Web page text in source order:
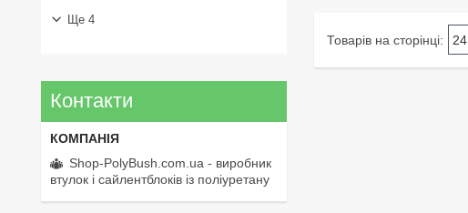
Ще 4
Контакти
Shop-PolyBush.com.ua - виробник
втулок і сайлентблоків із поліуретану